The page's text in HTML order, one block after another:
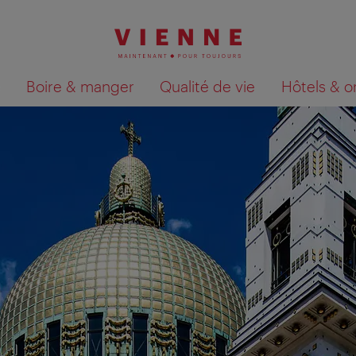
Boire & manger Qualité de vie Hôtels &
Afficher les résultats de la recherche sur la